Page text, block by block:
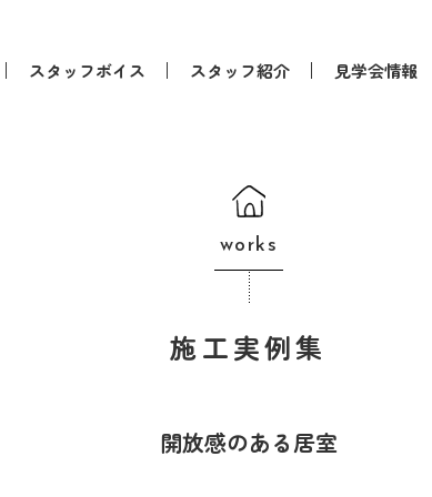
スタッフボイス スタッフ紹介 見学会情報
works
施工実例集
開放感のある居室